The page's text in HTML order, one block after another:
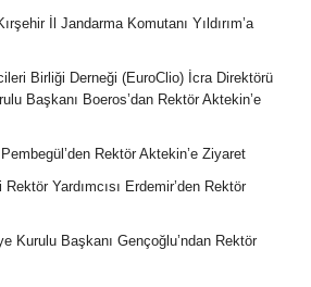
İl Jandarma Komutanı Yıldırım’a
Birliği Derneği (EuroClio) İcra Direktörü
Başkanı Boeros’dan Rektör Aktekin’e
Rektör Aktekin’e Ziyaret
Yardımcısı Erdemir’den Rektör
Kurulu Başkanı Gençoğlu’ndan Rektör